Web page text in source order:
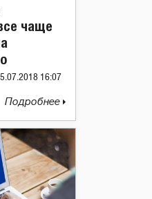
чаще
16:07
Подробнее